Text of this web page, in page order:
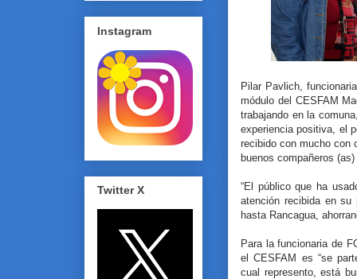
Pilar Pavlich,
módulo del CESFAM
trabajando en la
experiencia positiva, el
recibido con mucho con
buenos compañeros
“El público que ha
atención recibida en su
hasta Rancagua,
Para la funcionaria de
el CESFAM es “se
cual represento, está
Instagram
Twitter X